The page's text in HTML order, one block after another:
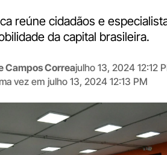
reúne cidadãos e
da capital brasileira.
Campos Correajulho 13, 2024 12:12
vez em julho 13, 2024 12:13 PM